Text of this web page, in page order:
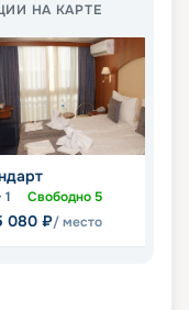
НА КАРТЕ
1 Свободно5
080 ₽/ место